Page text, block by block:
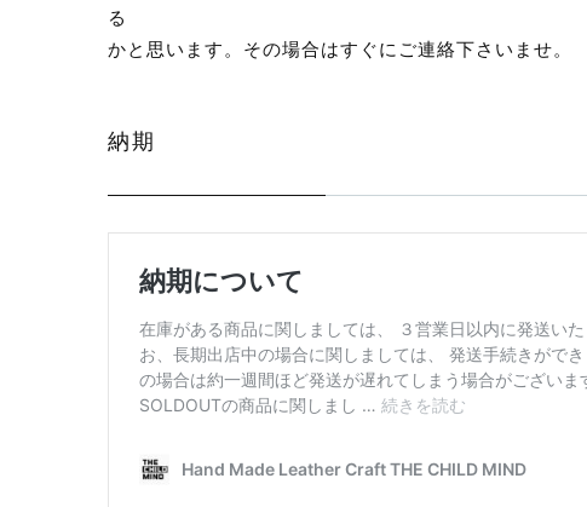
る
かと思います。その場合はすぐにご連絡下さいませ。
納期